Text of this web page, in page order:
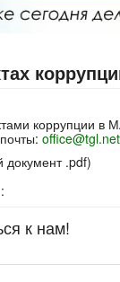
коррупции
документ .pdf)
к нам!